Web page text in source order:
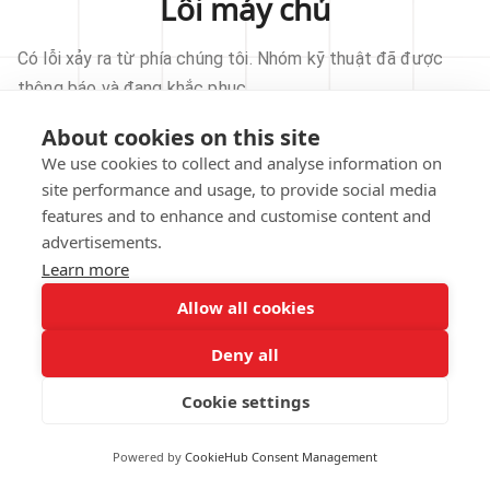
About cookies on this site
We use cookies to collect and analyse information on
site performance and usage, to provide social media
features and to enhance and customise content and
advertisements.
Learn more
Allow all cookies
Deny all
Cookie settings
Powered by CookieHub Consent Management
Lỗi máy chủ
Có lỗi xảy ra từ phía chúng tôi. Nhóm kỹ thuật đã được
thông báo và đang khắc phục.
THỬ LẠI
VỀ TRANG CHỦ
notified.